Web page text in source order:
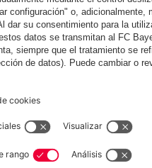
Online
Rebajas %